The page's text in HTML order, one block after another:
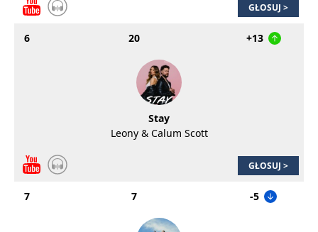
GŁOSUJ >
6 20 +13
Stay
Leony & Calum Scott
GŁOSUJ >
7 7 -5